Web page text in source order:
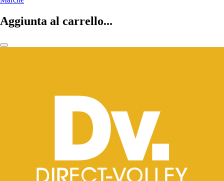
Aggiunta al carrello...